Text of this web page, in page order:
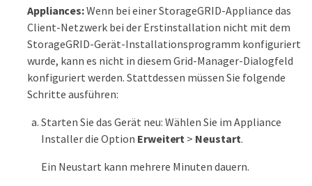
Appliances:Wenn bei einer StorageGRID-Appliance das
Client-Netzwerk bei der Erstinstallation nicht mit dem
StorageGRID-Gerät-Installationsprogramm konfiguriert
wurde, kann es nicht in diesem Grid-Manager-Dialogfeld
konfiguriert werden. Stattdessen müssen Sie folgende
Schritte ausführen:
Starten Sie das Gerät neu: Wählen Sie im Appliance
Installer die Option Erweitert > Neustart.
Ein Neustart kann mehrere Minuten dauern.